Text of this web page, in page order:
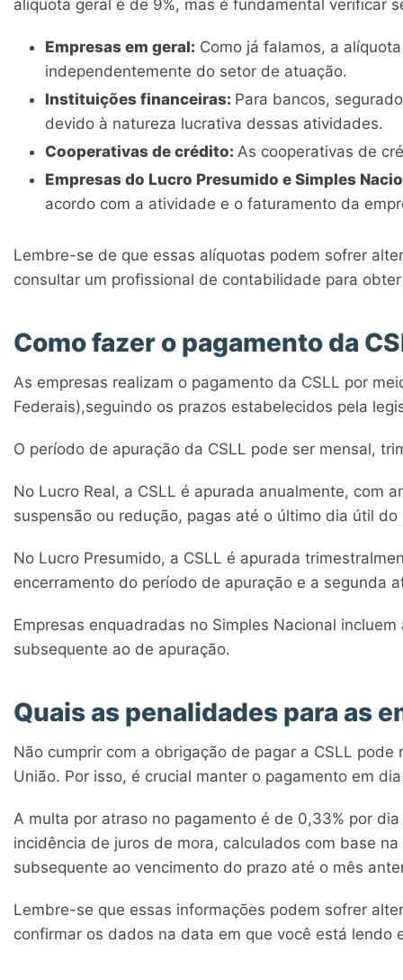
alíquota geral é de 9%, mas é fundamental verificar
Empresas em geral: Como já falamos, a
independentemente do setor de atuação.
Instituições financeiras: Para bancos,
devido à natureza lucrativa dessas atividades.
Cooperativas de crédito: As cooperativas de
Empresas do Lucro Presumido e Simples
acordo com a atividade e o faturamento da
Lembre-se de que essas alíquotas podem sofrer
consultar um profissional de contabilidade para
Como fazer o pagamento da
As empresas realizam o pagamento da CSLL por
Federais),seguindo os prazos estabelecidos pela
O período de apuração da CSLL pode ser mensal,
No Lucro Real, a CSLL é apurada anualmente, com
suspensão ou redução, pagas até o último dia útil
No Lucro Presumido, a CSLL é apurada
encerramento do período de apuração e a segunda
Empresas enquadradas no Simples Nacional
subsequente ao de apuração.
Quais as penalidades para as
Não cumprir com a obrigação de pagar a CSLL
União. Por isso, é crucial manter o pagamento em
A multa por atraso no pagamento é de 0,33% por
incidência de juros de mora, calculados com base
subsequente ao vencimento do prazo até o mês
Lembre-se que essas informações podem sofrer
confirmar os dados na data em que você está lendo